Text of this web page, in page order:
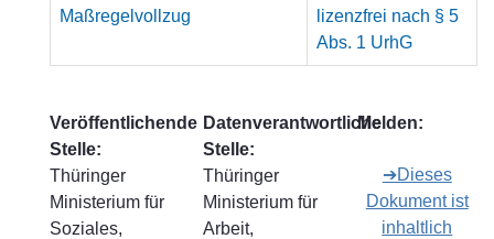
Maßregelvollzug
lizenzfrei nach § 5
Abs. 1 UrhG
Veröffentlichende
Stelle:
Thüringer
Ministerium für
Soziales,
Datenverantwortliche
Stelle:
Thüringer
Ministerium für
Arbeit,
Melden:
➔Dieses
Dokument ist
inhaltlich